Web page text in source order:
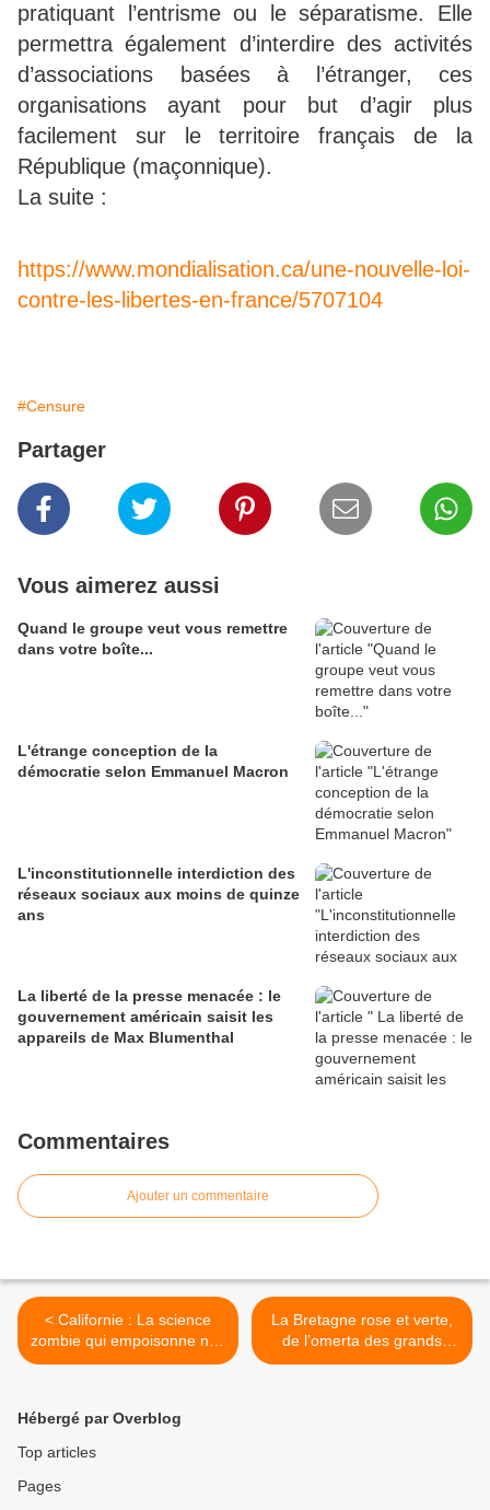
pratiquant l’entrisme ou le séparatisme. Elle
permettra également d’interdire des activités
d’associations basées à l’étranger, ces
organisations ayant pour but d’agir plus
facilement sur le territoire français de la
République (maçonnique).
La suite :
https://www.mondialisation.ca/une-nouvelle-loi-
contre-les-libertes-en-france/5707104
#Censure
Partager
Vous aimerez aussi
Quand le groupe veut vous remettre
dans votre boîte...
L'étrange conception de la
démocratie selon Emmanuel Macron
L'inconstitutionnelle interdiction des
réseaux sociaux aux moins de quinze
ans
La liberté de la presse menacée : le
gouvernement américain saisit les
appareils de Max Blumenthal
Commentaires
Ajouter un commentaire
< Californie : La science
zombie qui empoisonne nos
forêts publiques
La Bretagne rose et verte,
de l’omerta des grands
propriétaires terriens à la
Hébergé par Overblog
Top articles
Pages